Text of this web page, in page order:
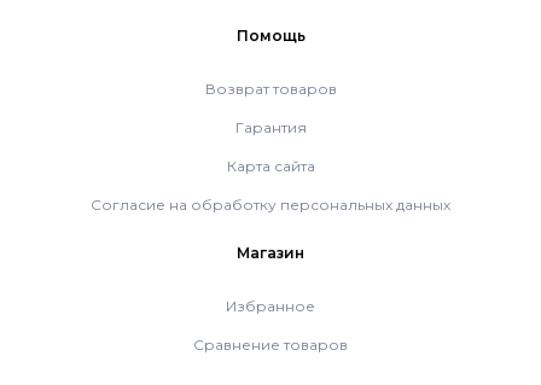
Настенные газовые котлы De Dietrich
Настенные конденсационные котлы De Dietrich
Помощь
Возврат товаров
Гарантия
Карта сайта
Согласие на обработку персональных данных
Магазин
Избранное
Сравнение товаров